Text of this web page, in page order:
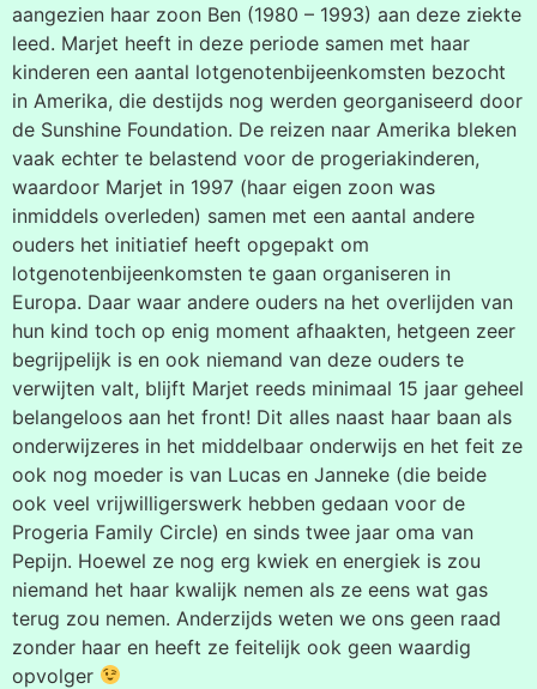
aangezien haar zoon Ben (1980 – 1993) aan deze ziekte
leed. Marjet heeft in deze periode samen met haar
kinderen een aantal lotgenotenbijeenkomsten bezocht
in Amerika, die destijds nog werden georganiseerd door
de Sunshine Foundation. De reizen naar Amerika bleken
vaak echter te belastend voor de progeriakinderen,
waardoor Marjet in 1997 (haar eigen zoon was
inmiddels overleden) samen met een aantal andere
ouders het initiatief heeft opgepakt om
lotgenotenbijeenkomsten te gaan organiseren in
Europa. Daar waar andere ouders na het overlijden van
hun kind toch op enig moment afhaakten, hetgeen zeer
begrijpelijk is en ook niemand van deze ouders te
verwijten valt, blijft Marjet reeds minimaal 15 jaar geheel
belangeloos aan het front! Dit alles naast haar baan als
onderwijzeres in het middelbaar onderwijs en het feit ze
ook nog moeder is van Lucas en Janneke (die beide
ook veel vrijwilligerswerk hebben gedaan voor de
Progeria Family Circle) en sinds twee jaar oma van
Pepijn. Hoewel ze nog erg kwiek en energiek is zou
niemand het haar kwalijk nemen als ze eens wat gas
terug zou nemen. Anderzijds weten we ons geen raad
zonder haar en heeft ze feitelijk ook geen waardig
opvolger